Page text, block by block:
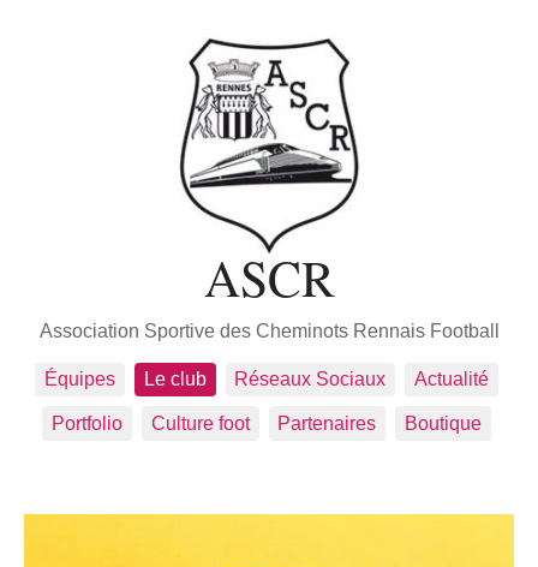
ASCR
Association Sportive des Cheminots Rennais Football
Équipes Le club Réseaux Sociaux Actualité
Portfolio Culture foot Partenaires Boutique